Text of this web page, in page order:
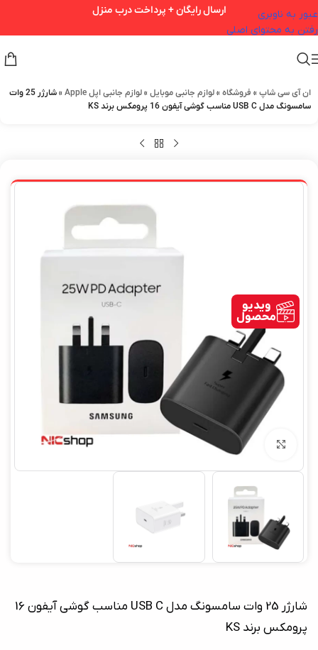
عبور به ناوبری
رفتن به محتوای اصلی
ارسال رایگان + پرداخت درب منزل
ان آی سی شاپ» فروشگاه»لوازم جانبی موبایل»لوازم جانبی اپل Apple »
شارژر 25 وات
سامسونگ مدل USB C مناسب گوشی آیفون 16 پرومکس برند KS
بزرگنمایی تصویر
ویدیو
محصول
شارژر 25 وات سامسونگ مدل USB C مناسب گوشی آیفون 16
پرومکس برند KS